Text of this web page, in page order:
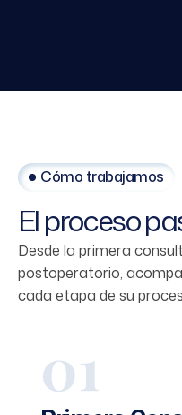
Cómo trabajamos
Elproceso
Desde la primera
postoperatorio,
cada etapa de su
01